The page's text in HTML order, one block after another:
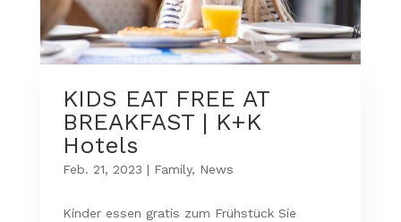
KIDS EAT FREE AT
BREAKFAST | K+K
Hotels
Feb. 21, 2023 | Family, News
Kinder essen gratis zum Frühstück Sie